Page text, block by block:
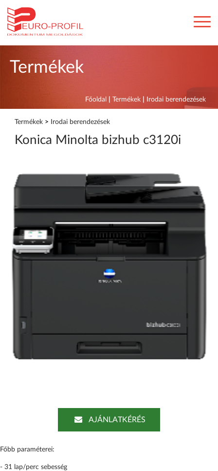
Termékek
Főoldal Termékek Irodai berendezések
Termékek > Irodai berendezések
Konica Minolta bizhub c3120i
AJÁNLATKÉRÉS
Főbb paraméterei:
- 31 lap/perc sebesség